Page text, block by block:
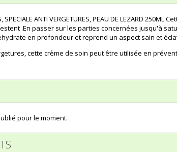
SPECIALE ANTI VERGETURES, PEAU DE LEZARD
.En passer sur les parties concernées jusqu'à
en profondeur et reprend un aspect sain et
cette crème de soin peut être utilisée en
pour le moment.